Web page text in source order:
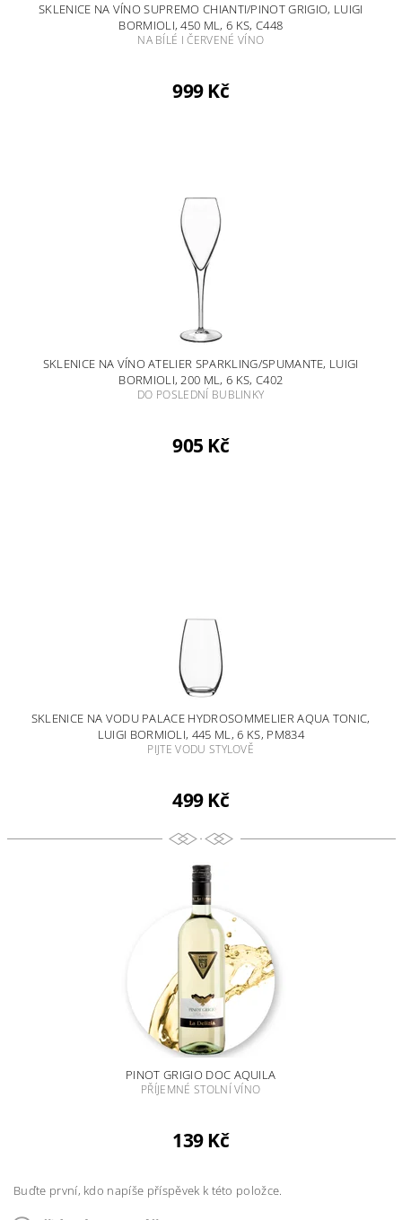
SKLENICE NA VÍNO SUPREMO CHIANTI/PINOT GRIGIO, LUIGI
BORMIOLI, 450 ML, 6 KS, C448
NA BÍLÉ I ČERVENÉ VÍNO
999 Kč
SKLENICE NA VÍNO ATELIER SPARKLING/SPUMANTE, LUIGI
BORMIOLI, 200 ML, 6 KS, C402
DO POSLEDNÍ BUBLINKY
905 Kč
SKLENICE NA VODU PALACE HYDROSOMMELIER AQUA TONIC,
LUIGI BORMIOLI, 445 ML, 6 KS, PM834
PIJTE VODU STYLOVĚ
499 Kč
PINOT GRIGIO DOC AQUILA
PŘÍJEMNÉ STOLNÍ VÍNO
139 Kč
Buďte první, kdo napíše příspěvek k této položce.